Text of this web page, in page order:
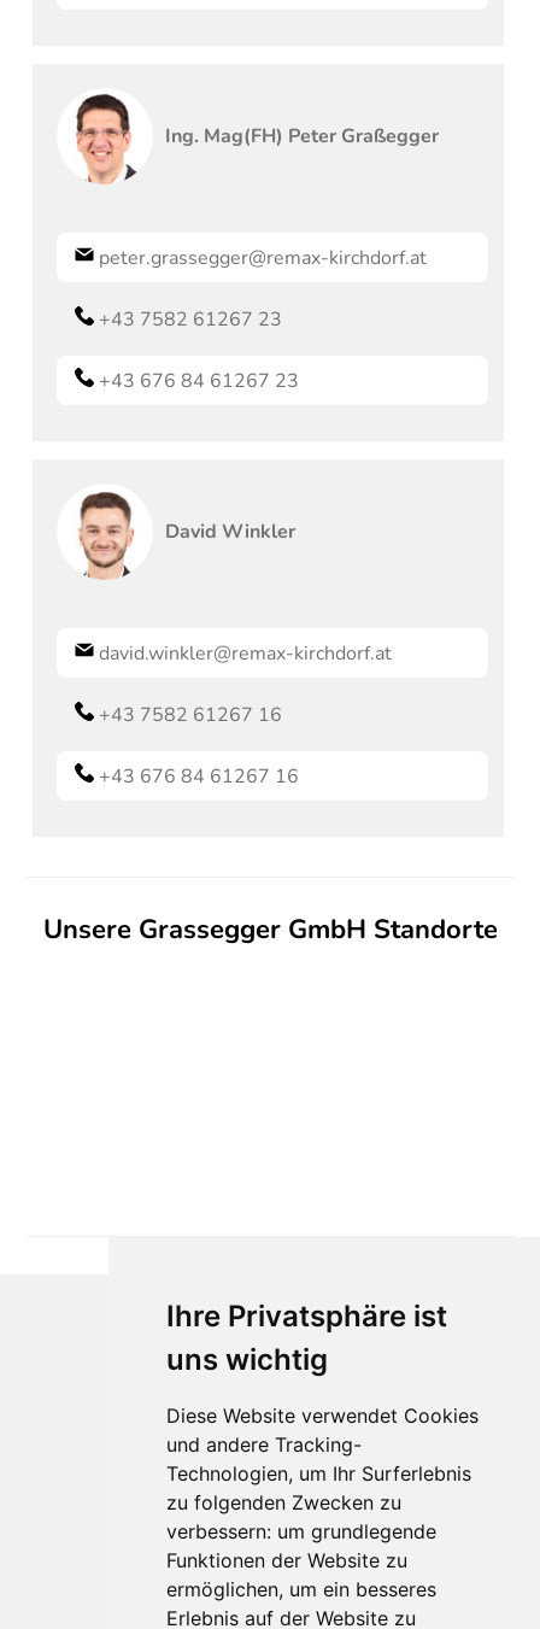
Ihre Privatsphäre ist
uns wichtig
Diese Website verwendet Cookies
und andere Tracking-
Technologien, um Ihr Surferlebnis
zu folgenden Zwecken zu
verbessern: um grundlegende
Funktionen der Website zu
ermöglichen, um ein besseres
Erlebnis auf der Website zu
Ing. Mag(FH) Peter Graßegger
peter.grassegger@remax-kirchdorf.at
+43 7582 61267 23
+43 676 84 61267 23
David Winkler
david.winkler@remax-kirchdorf.at
+43 7582 61267 16
+43 676 84 61267 16
Unsere Grassegger GmbH Standorte
Für Makler:innen
Über Uns
Vorteile
Kontakt